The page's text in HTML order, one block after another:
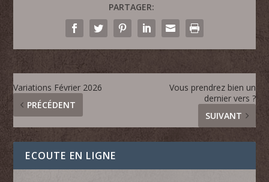
PARTAGER:
Variations Février 2026
PRÉCÉDENT
Vous prendrez bien un
dernier vers ?
SUIVANT
ECOUTE EN LIGNE